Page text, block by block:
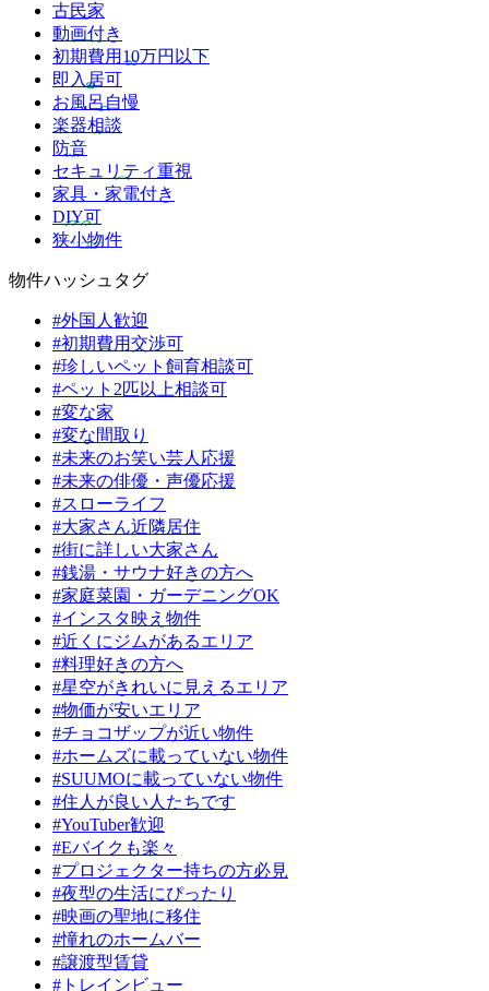
古民家
動画付き
初期費用10万円以下
即入居可
お風呂自慢
楽器相談
防音
セキュリティ重視
家具・家電付き
DIY可
狭小物件
物件ハッシュタグ
#外国人歓迎
#初期費用交渉可
#珍しいペット飼育相談可
#ペット2匹以上相談可
#変な家
#変な間取り
#未来のお笑い芸人応援
#未来の俳優・声優応援
#スローライフ
#大家さん近隣居住
#街に詳しい大家さん
#銭湯・サウナ好きの方へ
#家庭菜園・ガーデニングOK
#インスタ映え物件
#近くにジムがあるエリア
#料理好きの方へ
#星空がきれいに見えるエリア
#物価が安いエリア
#チョコザップが近い物件
#ホームズに載っていない物件
#SUUMOに載っていない物件
#住人が良い人たちです
#YouTuber歓迎
#Eバイクも楽々
#プロジェクター持ちの方必見
#夜型の生活にぴったり
#映画の聖地に移住
#憧れのホームバー
#譲渡型賃貸
#トレインビュー